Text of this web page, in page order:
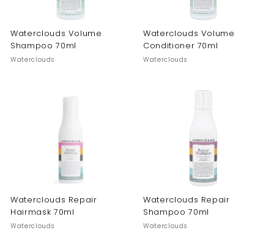
Waterclouds Volume
Shampoo 70ml
Waterclouds
Waterclouds Volume
Conditioner 70ml
Waterclouds
Waterclouds Repair
Hairmask 70ml
Waterclouds
Waterclouds Repair
Shampoo 70ml
Waterclouds